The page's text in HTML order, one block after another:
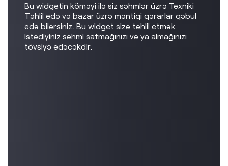
Bu widgetin köməyi ilə siz səhmlər üzrə Texniki
Təhlil edə və bazar üzrə məntiqi qərarlar qəbul
edə bilərsiniz. Bu widget sizə təhlil etmək
istədiyiniz səhmi satmağınızı və ya almağınızı
tövsiyə edəcəkdir.